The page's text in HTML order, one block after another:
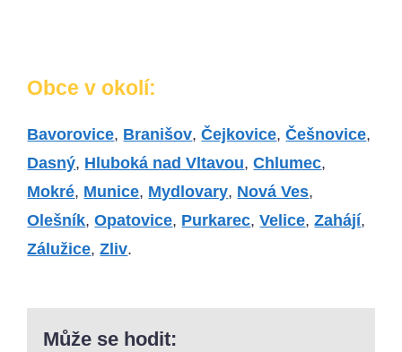
Obce v okolí:
Bavorovice, Branišov,Čejkovice,Češnovice,
Dasný, Hluboká nad Vltavou,Chlumec,
Mokré, Munice, Mydlovary, Nová Ves,
Olešník,Opatovice, Purkarec,Velice,Zahájí,
Zálužice,Zliv.
Může se hodit: